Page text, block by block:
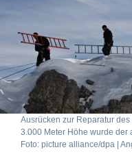
Ausrücken zur Reparatur
3.000 Meter Höhe wurde
Foto: picture alliance/dpa |